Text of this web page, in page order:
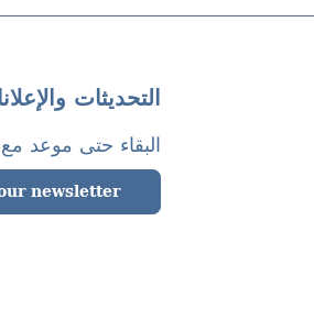
التحديثات
البقاء حتى موعد
newsletter